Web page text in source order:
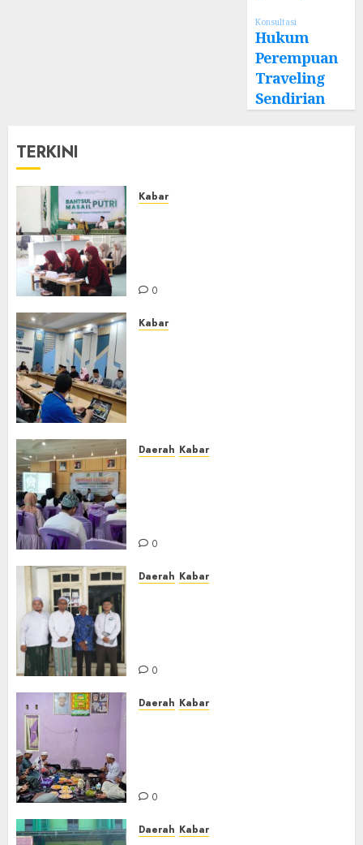
Konsultasi
Hukum
Perempuan
Traveling
Sendirian
TERKINI
Kabar
0
Kabar
Daerah Kabar
0
Daerah Kabar
0
Daerah Kabar
0
Daerah Kabar